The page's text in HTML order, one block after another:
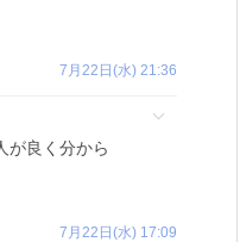
7月22日(水) 21:36
が良く分から
7月22日(水) 17:09